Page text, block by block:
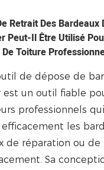
Retrait Des Bardeaux
Peut-Il Être Utilisé
Toiture
de dépose de
est un outil fiable
professionnels
les
de réparation ou de
Sa